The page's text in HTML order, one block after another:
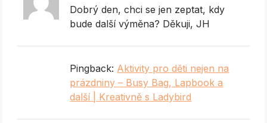
Dobrý den, chci se jen zeptat, kdy
bude další výměna? Děkuji, JH
Pingback: Aktivity pro děti nejen na
prázdniny – Busy Bag, Lapbook a
další | Kreativně s Ladybird